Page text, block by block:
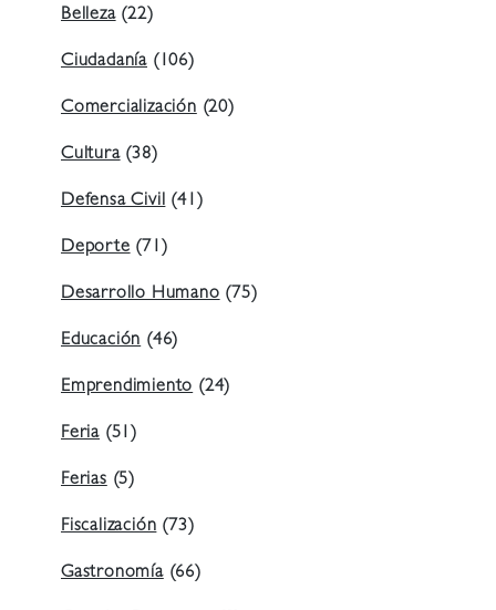
Belleza(22)
Ciudadanía (106)
Comercialización(20)
Cultura(38)
Defensa Civil(41)
Deporte(71)
Desarrollo Humano(75)
Educación(46)
Emprendimiento(24)
Feria (51)
Ferias(5)
Fiscalización(73)
Gastronomía(66)